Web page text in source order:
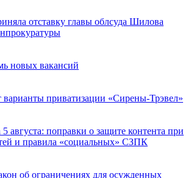
отставку главы облсуда Шилова
новых вакансий
приватизации «Сирены-Трэвел»
августа: поправки о защите контента при
и правила «социальных» СЗПК
об ограничениях для осужденных